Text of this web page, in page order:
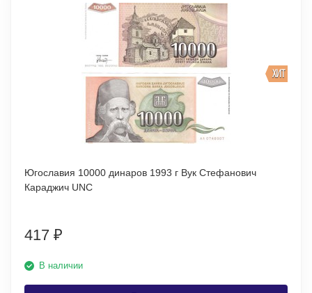
ХИТ
Югославия 10000 динаров 1993 г Вук Стефанович
Караджич UNC
417 ₽
В наличии